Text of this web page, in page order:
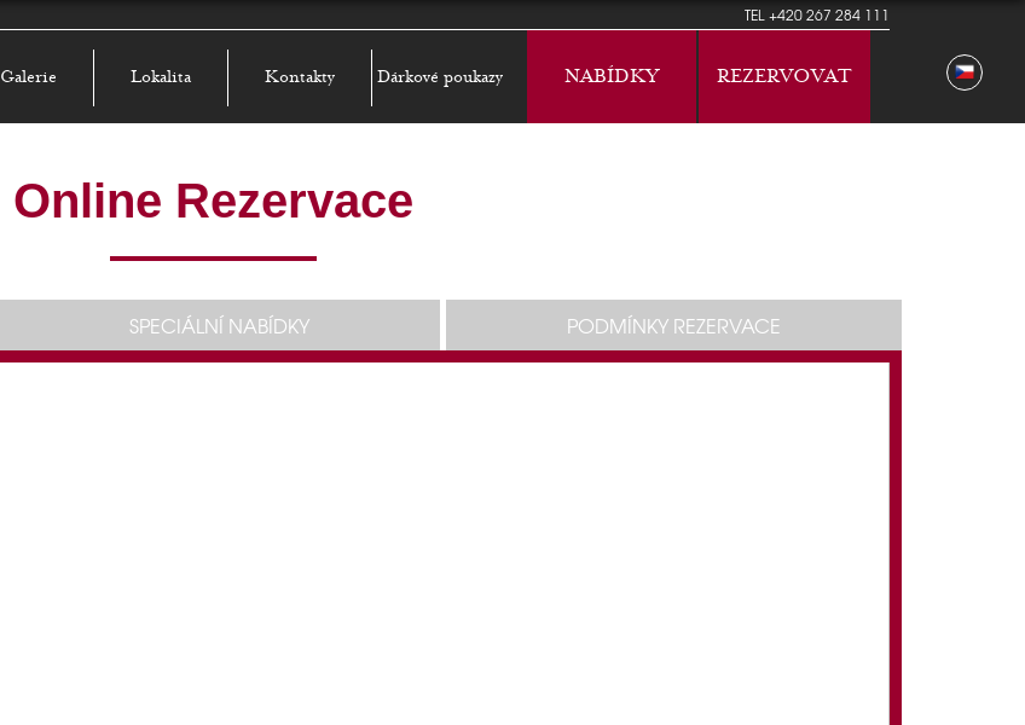
TEL+420 267 284 111
Galerie Lokalita Kontakty Dárkové poukazy NABÍDKY REZERVOVAT
Online Rezervace
SPECIÁLNÍ NABÍDKY PODMÍNKY REZERVACE